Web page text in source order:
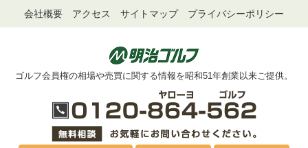
会社概要 アクセス サイトマップ プライバシーポリシー
ゴルフ会員権の相場や売買に関する情報を昭和51年創業以来ご提供。